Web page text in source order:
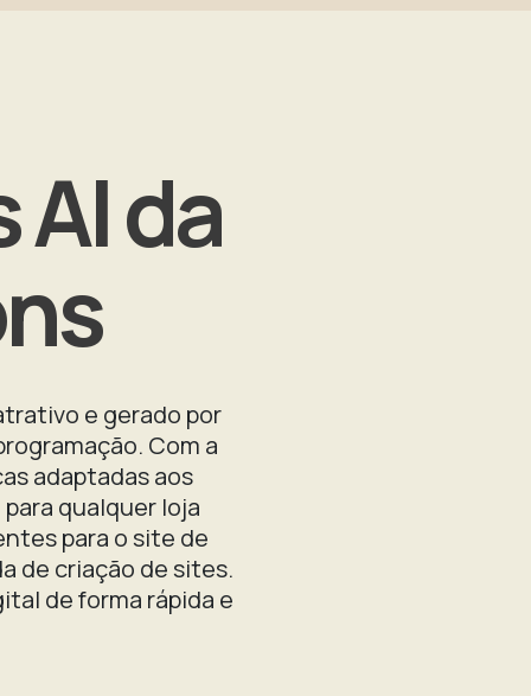
da
e gerado por
Com a
adaptadas aos
qualquer loja
para o site de
de criação de sites.
de forma rápida e